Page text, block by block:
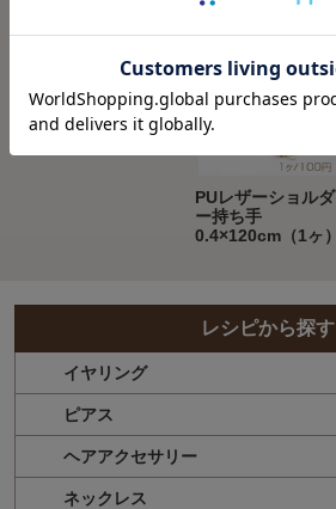
PUレザーショルダ
ー持ち手
0.4×120cm（1ヶ）
レシピから探す
イヤリング
ピアス
ヘアアクセサリー
ネックレス